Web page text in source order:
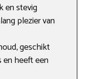
en stevig
plezier van
geschikt
heeft een